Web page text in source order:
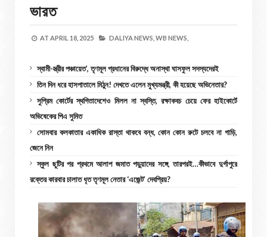
ভারত
AT APRIL 18, 2025 DALIYA NEWS, WB NEWS,
স্বামী-স্ত্রীর পঞ্চায়েত’, তৃণমূল প্রধানের বিরুদ্ধে অনাস্থা ঘাসফুল সদস্যদেরই
তিন দিন ধরে হাসপাতালে মিঠুন! দেখতে এলেন মুখ্যমন্ত্রী, কী হয়েছে অভিনেতার?
সুপ্রিম কোর্টের স্থগিতাদেশেও মিলল না স্বস্তি, রক্ষাকবচ চেয়ে ফের হাইকোর্টে
অভিষেকের পিএ সুমিত
সোমবার কলকাতার একাধিক রাস্তা থাকবে বন্ধ, কোন কোন রুটে চলবে না গাড়ি,
জেনে নিন
স্কুল ছুটির পর প্রথমে আলাপ জমাত পড়ুয়াদের সঙ্গে, তারপরই…কীভাবে দুর্গাপুরে
রক্তের কারবার চালাত ধৃত তৃণমূল নেতার ‘এজেন্ট’ দেবপ্রিয়?